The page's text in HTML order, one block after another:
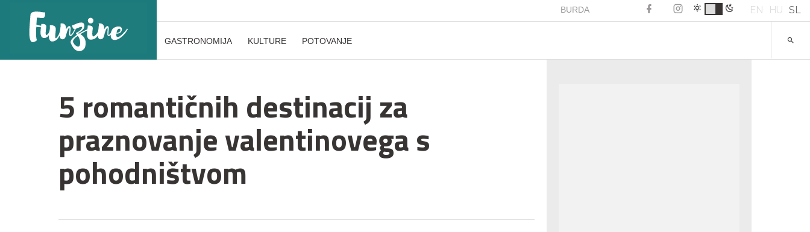
BURDA EN HU SL
GASTRONOMIJA KULTURE POTOVANJE
5 romantičnih destinacij za
praznovanje valentinovega s
pohodništvom